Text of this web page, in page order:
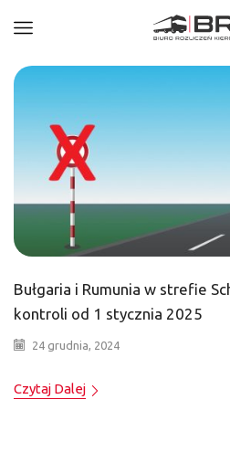
Bułgaria i Rumunia w strefie
kontroli od 1 stycznia 2025
24 grudnia, 2024
Czytaj Dalej